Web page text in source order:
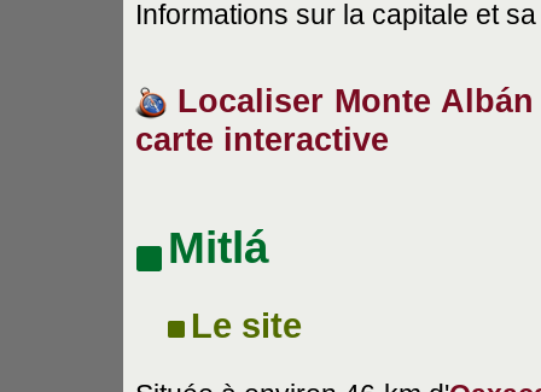
Informations sur la capitale et
Localiser Monte
carte interactive
Mitlá
Le site